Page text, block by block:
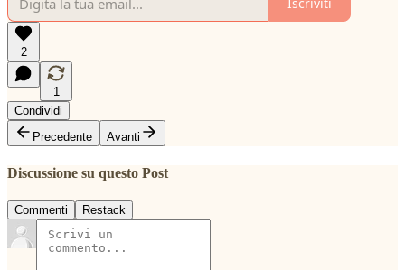
2
1
Condividi
Precedente
Avanti
Discussione su questo Post
Commenti Restack